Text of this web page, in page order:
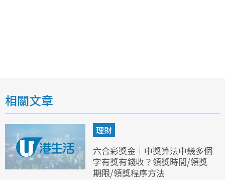
相關文章
理財
六合彩獎金｜中獎算法中幾多個
字有獎有錢收？領獎時間/領獎
期限/領獎程序方法